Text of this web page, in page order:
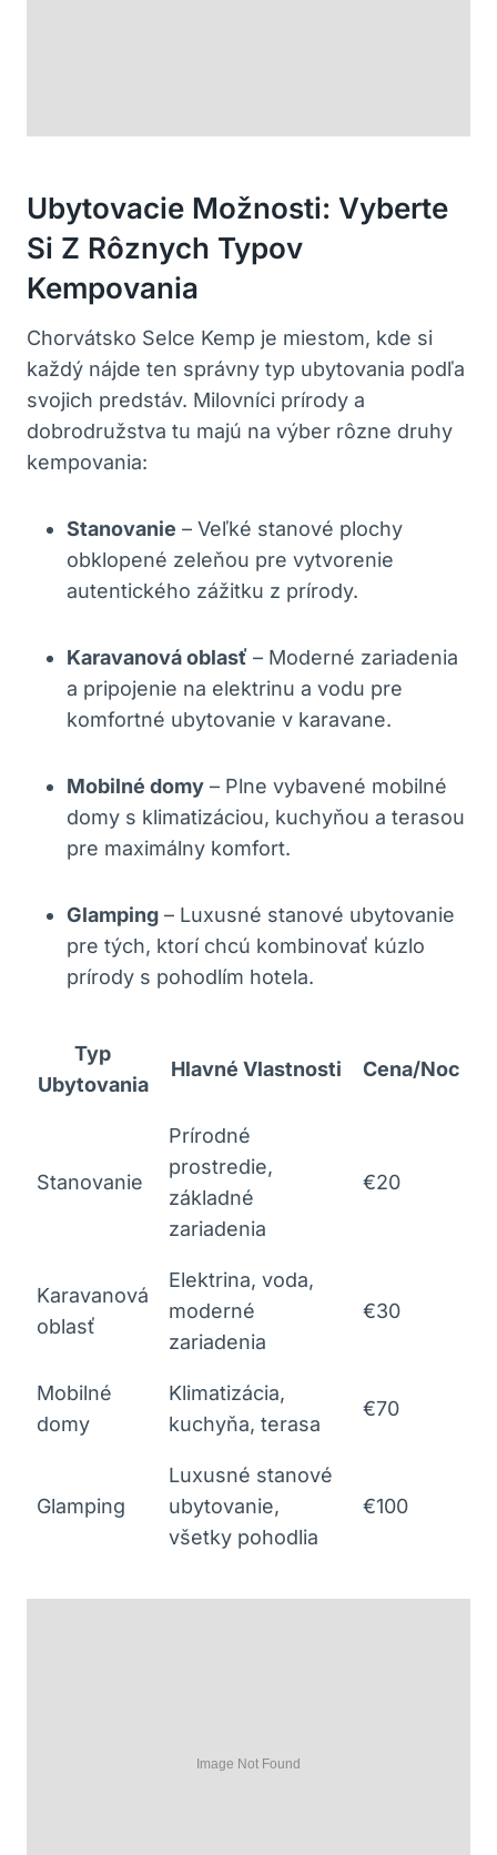
Ubytovacie Možnosti: Vyberte
Si Z Rôznych Typov
Kempovania
Chorvátsko Selce Kemp je miestom, kde si
každý nájde ten správny typ ubytovania podľa
svojich predstáv. Milovníci prírody a
dobrodružstva tu majú na výber rôzne druhy
kempovania:
Stanovanie – Veľké stanové plochy
obklopené zeleňou pre vytvorenie
autentického zážitku z prírody.
Karavanová oblasť – Moderné zariadenia
a pripojenie na elektrinu a vodu pre
komfortné ubytovanie v karavane.
Mobilné domy – Plne vybavené mobilné
domy s klimatizáciou, kuchyňou a terasou
pre maximálny komfort.
Glamping – Luxusné stanové ubytovanie
pre tých, ktorí chcú kombinovať kúzlo
prírody s pohodlím hotela.
Typ
Ubytovania
Hlavné Vlastnosti Cena/Noc
Stanovanie
Prírodné
prostredie,
základné
zariadenia
€20
Karavanová
oblasť
Elektrina, voda,
moderné
zariadenia
€30
Mobilné
domy
Klimatizácia,
kuchyňa, terasa
€70
Glamping
Luxusné stanové
ubytovanie,
všetky pohodlia
€100